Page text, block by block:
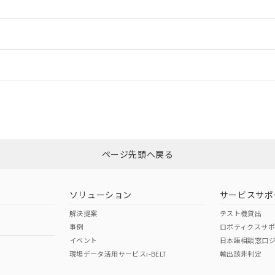
ダウンロードはこちら
（日本
（アメリカ
ページ先頭へ戻る
ソリューション
解決提案
事例
イベント
現場データ活用サービスi-BELT
サービスサポ
テスト機貸出
ロボティクスサ
日本語相談窓口
輸出該非判定